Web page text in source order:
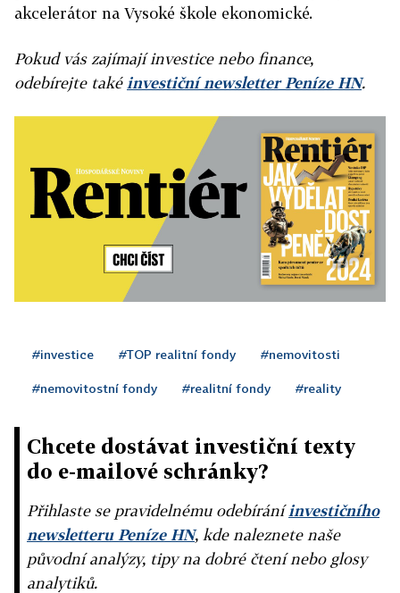
akcelerátor na Vysoké škole ekonomické.
Pokud vás zajímají investice nebo finance,
odebírejte také investiční newsletter Peníze HN.
#investice #TOP realitní fondy #nemovitosti
#nemovitostní fondy #realitní fondy #reality
Chcete dostávat investiční texty
do e-mailové schránky?
Přihlaste se pravidelnému odebíráníinvestičního
newsletteru Peníze HN, kde naleznete naše
původní analýzy, tipy na dobré čtení nebo glosy
analytiků.